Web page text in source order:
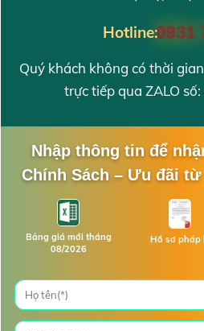
Hotline:0931
Quý khách không có thời
trực tiếp qua ZALO số:
Nhập thông tin để
Chính Sách – Ưu đãi
Bảng giá mới tháng
08/2026
Hồ sơ pháp